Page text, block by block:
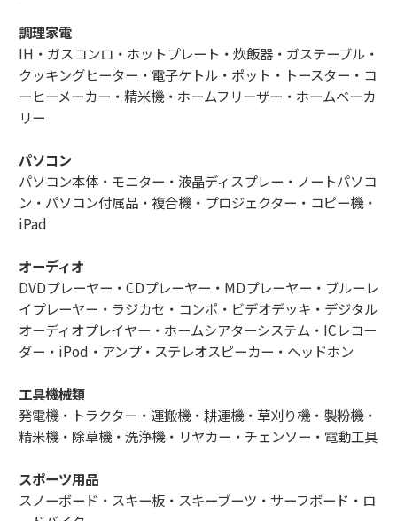
調理家電
IH・ガスコンロ・ホットプレート・炊飯器・ガステーブル・
クッキングヒーター・電子ケトル・ポット・トースター・コ
ーヒーメーカー・精米機・ホームフリーザー・ホームベーカ
リー
パソコン
パソコン本体・モニター・液晶ディスプレー・ノートパソコ
ン・パソコン付属品・複合機・プロジェクター・コピー機・
iPad
オーディオ
DVDプレーヤー・CDプレーヤー・MDプレーヤー・ブルーレ
イプレーヤー・ラジカセ・コンポ・ビデオデッキ・デジタル
オーディオプレイヤー・ホームシアターシステム・ICレコー
ダー・iPod・アンプ・ステレオスピーカー・ヘッドホン
工具機械類
発電機・トラクター・運搬機・耕運機・草刈り機・製粉機・
精米機・除草機・洗浄機・リヤカー・チェンソー・電動工具
スポーツ用品
スノーボード・スキー板・スキーブーツ・サーフボード・ロ